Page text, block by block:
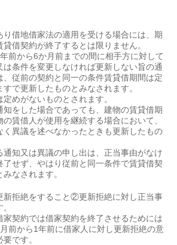
り借地借家法の適用を受ける場合には、期
借契約が終了するとは限りません。
前から6か月前までの間に相手方に対して
条件を変更しなければ更新しない旨の通
、従前の契約と同一の条件賃貸借期間は定
で更新したものとみなされます。
めがないものとされます。
知をした場合であっても、建物の賃貸借期
賃借人が使用を継続する場合において、
く異議を述べなかったときも更新したもの
通知又は異議の申し出は、正当事由がなけ
了せず、やはり従前と同一条件で賃貸借契
なされます。
拒絶をすること②更新拒絶に対し正当事
契約では借家契約を終了させるためには
前から1年前に借家人に対し更新拒絶の意
です。